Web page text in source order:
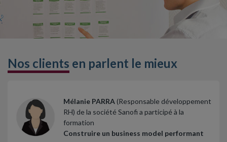
Nos clients en parlent le mieux
Mélanie PARRA (Responsable développement
RH) de la société Sanofi a participé à la
formation
Construire un business model performant